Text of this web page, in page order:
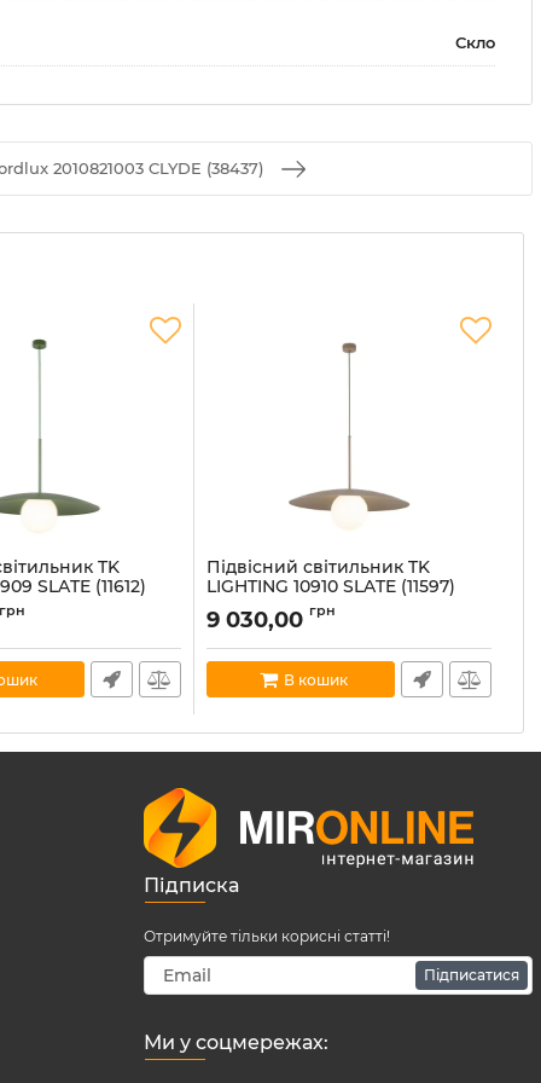
Скло
2010821003 CLYDE (38437)
TK
SLATE (11612)
10909
грн
Підвісний світильник TK
LIGHTING 10910 SLATE (11597)
Артикул:
tk-lighting-10910
В наявності:4
9 030,00 грн
В кошик
Підписка
Отримуйте тільки корисні статті!
Підписатися
Ми у соцмережах: